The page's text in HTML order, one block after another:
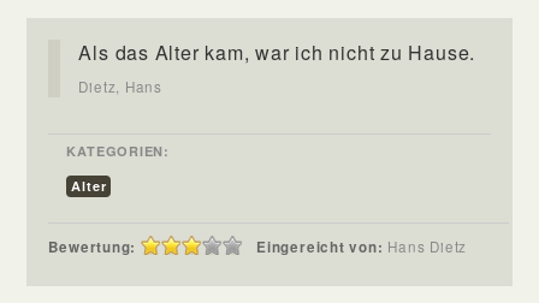
Als das Alter kam, war ich nicht zu Hause.
Dietz, Hans
KATEGORIEN:
Alter
Bewertung: Eingereicht von: Hans Dietz